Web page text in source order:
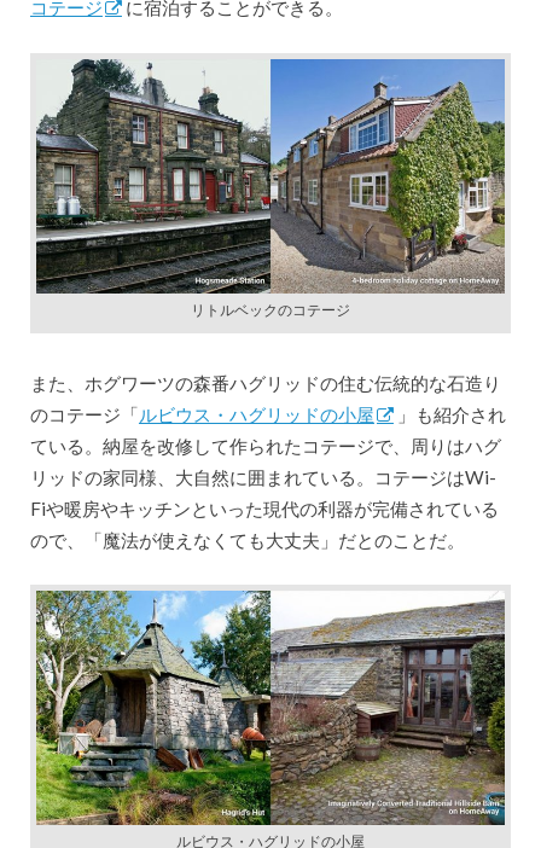
コテージ
に宿泊することができる。
リトルベックのコテージ
また、ホグワーツの森番ハグリッドの住む伝統的な石造り
のコテージ「ルビウス・ハグリッドの小屋
」も紹介され
ている。納屋を改修して作られたコテージで、周りはハグ
リッドの家同様、大自然に囲まれている。コテージはWi-
Fiや暖房やキッチンといった現代の利器が完備されている
ので、「魔法が使えなくても大丈夫」だとのことだ。
ルビウス・ハグリッドの小屋